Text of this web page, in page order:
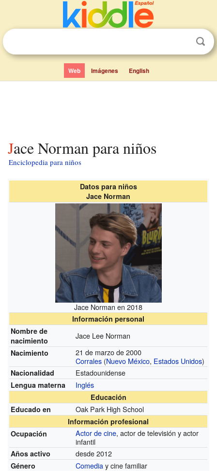
Web Imágenes English
Jace Norman para niños
Enciclopedia para niños
Datos para niños
Jace Norman
Jace Norman en 2018
Información personal
Nombre de
nacimiento
Jace Lee Norman
Nacimiento
21 de marzo de 2000
Corrales (Nuevo México, Estados Unidos)
Nacionalidad Estadounidense
Lengua materna Inglés
Educación
Educado en
Oak Park High School
Información profesional
Ocupación
Actor de cine, actor de televisión y actor
infantil
Años activo desde 2012
Género Comediay cine familiar